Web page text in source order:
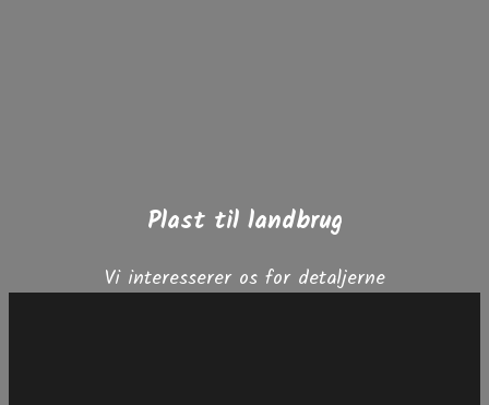
Plast til landbrug
Vi interesserer os for detaljerne